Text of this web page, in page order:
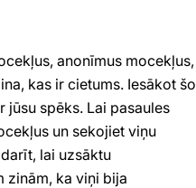
anonīmus mocekļus,
kas ir cietums. Iesākot šo
jūsu spēks. Lai pasaules
un sekojiet viņu
lai uzsāktu
zinām, ka viņi bija